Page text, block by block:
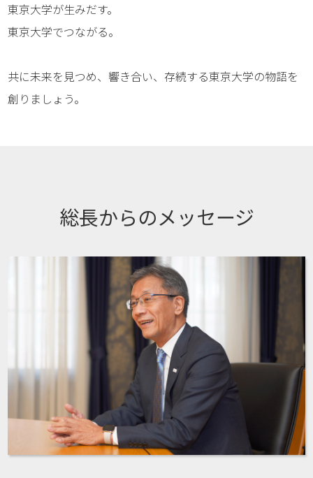
東京大学が生みだす。
東京大学でつながる。
共に未来を見つめ、響き合い、存続する東京大学の物語を
創りましょう。
総長からのメッセージ